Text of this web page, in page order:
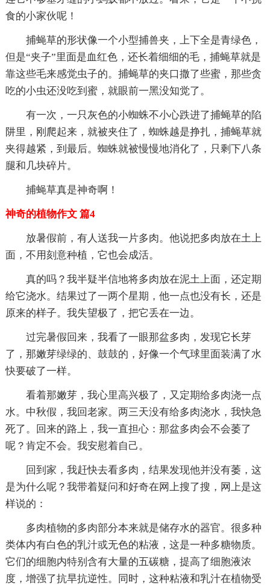
食的小家伙呢！
捕蝇草的形状像一个小型捕兽夹，上下全是青绿色，
但是“夹子”里面是血红色，还长着细细的毛，捕蝇草就是
靠这些毛来感觉虫子的。捕蝇草的夹口撒了些蜜，那些贪
吃的小虫还没吃到蜜，就眼前一黑没知觉了。
有一次，一只灰色的小蜘蛛不小心跌进了捕蝇草的陷
阱里，刚爬起来，就被夹住了，蜘蛛越是挣扎，捕蝇草就
夹得越紧，到最后。蜘蛛就被慢慢地消化了，只剩下八条
腿和几块碎片。
捕蝇草真是神奇啊！
神奇的植物作文 篇4
放暑假前，有人送我一片多肉。他说把多肉放在土上
面，不用刻意种植，它也会成活。
真的吗？我半疑半信地将多肉放在泥土上面，还定期
给它浇水。结果过了一两个星期，他一点也没有长，还是
原来的样子。我失望极了，把它丢在一边。
过完暑假回来，我看了一眼那盆多肉，发现它长芽
了，那嫩芽绿绿的、鼓鼓的，好像一个气球里面装满了水
快要破了一样。
看着那嫩芽，我心里高兴极了，又定期给多肉浇一点
水。中秋假，我回老家。两三天没有给多肉浇水，我快急
死了。回来的路上，我一直担心：那盆多肉会不会萎了
呢？肯定不会。我安慰着自己。
回到家，我赶快去看多肉，结果发现他并没有萎，这
是为什么呢？我带着疑问和好奇在网上搜了搜，网上是这
样说的：
多肉植物的多肉部分本来就是储存水的器官。很多种
类体内有白色的乳汁或无色的粘液，这是一种多糖物质。
它们的细胞内特别含有大量的五碳糖，提高了细胞液浓
度，增强了抗旱抗逆性。同时，这种粘液和乳汁在植物受